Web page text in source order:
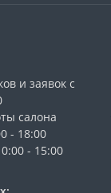
и заявок с
салона
- 18:00
- 15:00